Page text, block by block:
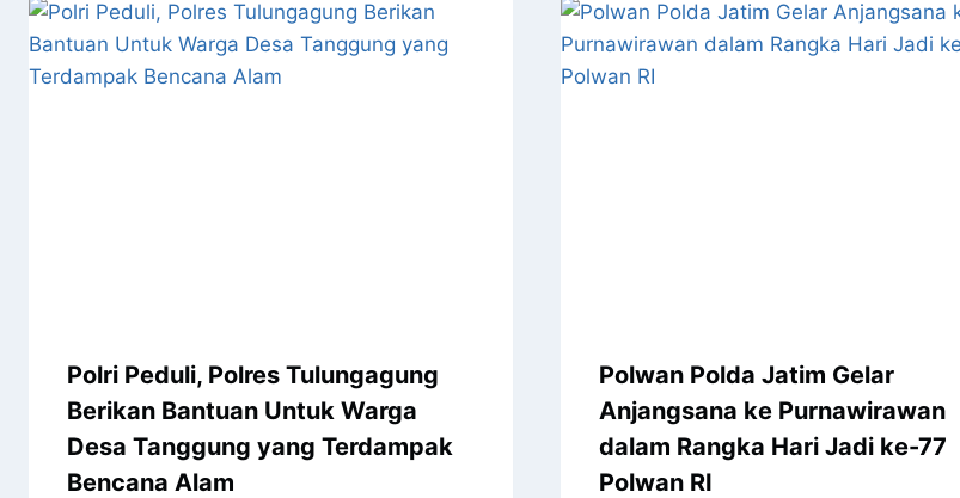
Polri Peduli, Polres Tulungagung
Berikan Bantuan Untuk Warga
Desa Tanggung yang Terdampak
Bencana Alam
Polwan Polda Jatim Gelar
Anjangsana ke Purnawirawan
dalam Rangka Hari Jadi ke-77
Polwan RI